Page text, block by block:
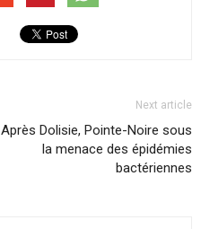
Next article
Après Dolisie, Pointe-Noire sous
la menace des épidémies
bactériennes